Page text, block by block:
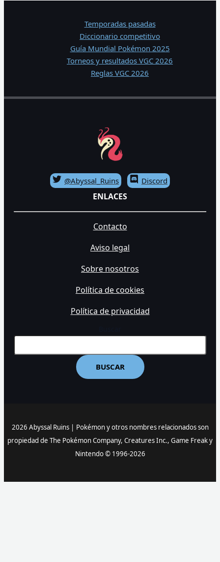
Temporadas pasadas
Diccionario competitivo
Guía Mundial Pokémon 2025
Torneos y resultados VGC 2026
Reglas VGC 2026
@Abyssal_Ruins Discord
ENLACES
Contacto
Aviso legal
Sobre nosotros
Política de cookies
Política de privacidad
BUSCAR
2026 Abyssal Ruins | Pokémon y otros nombres relacionados son
propiedad de The Pokémon Company, Creatures Inc., Game Freak y
Nintendo © 1996-2026